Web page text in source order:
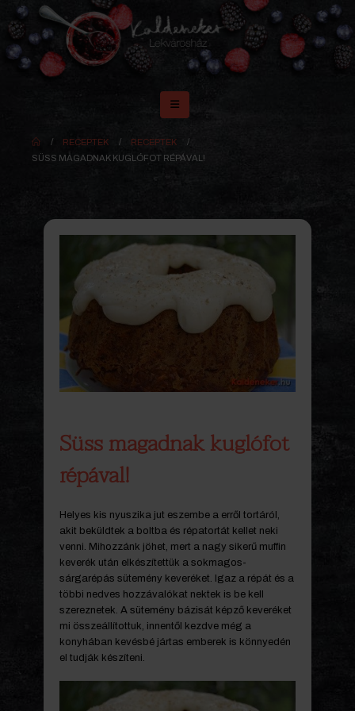
RECEPTEK
RECEPTEK
SÜSS MAGADNAK KUGLÓFOT RÉPÁVAL!
Süss magadnak kuglófot
répával!
Helyes kis nyuszika jut eszembe a erről tortáról,
akit beküldtek a boltba és répatortát kellet neki
venni. Mihozzánk jöhet, mert a nagy sikerű muffin
keverék után elkészítettük a sokmagos-
sárgarépás sütemény keveréket. Igaz a répát és a
többi nedves hozzávalókat nektek is be kell
szereznetek. A sütemény bázisát képző keveréket
mi összeállítottuk, innentől kezdve még a
konyhában kevésbé jártas emberek is könnyedén
el tudják készíteni.